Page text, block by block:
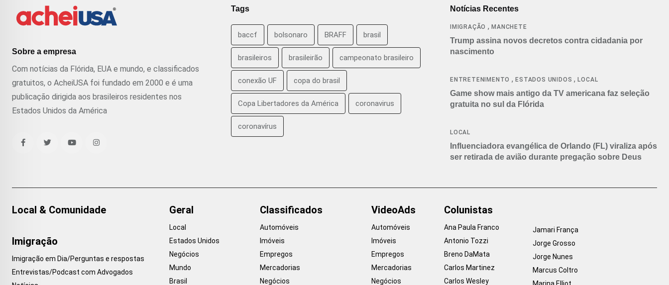
Sobre a empresa
Com notícias da Flórida, EUA e mundo, e classificados
gratuitos, o AcheiUSA foi fundado em 2000 e é uma
publicação dirigida aos brasileiros residentes nos
Estados Unidos da América
Tags
baccf bolsonaro BRAFF brasil
brasileiros brasileirão campeonato brasileiro
conexão UF copa do brasil
Copa Libertadores da América coronavirus
coronavírus
Notícias Recentes
IMIGRAÇÃO ,MANCHETE
Trump assina novos decretos contra cidadania por
nascimento
ENTRETENIMENTO ,ESTADOS UNIDOS ,LOCAL
Game show mais antigo da TV americana faz seleção
gratuita no sul da Flórida
LOCAL
Influenciadora evangélica de Orlando (FL) viraliza após
ser retirada de avião durante pregação sobre Deus
Local & Comunidade
Imigração
Imigração em Dia/Perguntas e respostas
Entrevistas/Podcast com Advogados
Geral
Local
Estados Unidos
Negócios
Mundo
Brasil
Classificados
Automóveis
Imóveis
Empregos
Mercadorias
Negócios
VideoAds
Automóveis
Imóveis
Empregos
Mercadorias
Negócios
Colunistas
Ana Paula Franco
Antonio Tozzi
Breno DaMata
Carlos Martinez
Carlos Wesley
Jamari França
Jorge Grosso
Jorge Nunes
Marcus Coltro